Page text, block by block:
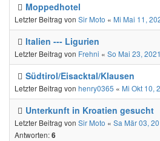
Moppedhotel
Letzter Beitrag von Sir Moto « Mi Mai 11,
Italien --- Ligurien
Letzter Beitrag von Frehni « So Mai 23,
Südtirol/Eisacktal/Klausen
Letzter Beitrag von henry0365 « Mi Okt 10,
Unterkunft in Kroatien gesucht
Letzter Beitrag von Sir Moto « Sa Mär 03,
Antworten:6